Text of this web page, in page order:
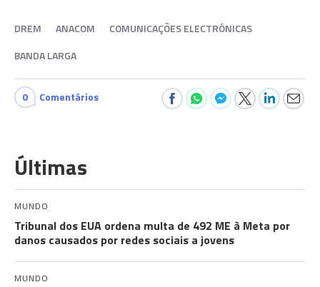
DREM ANACOM
COMUNICAÇÕES ELECTRÓNICAS
BANDA LARGA
0 Comentários
Últimas
MUNDO
Tribunal dos EUA ordena multa de 492 ME à Meta por
danos causados por redes sociais a jovens
MUNDO